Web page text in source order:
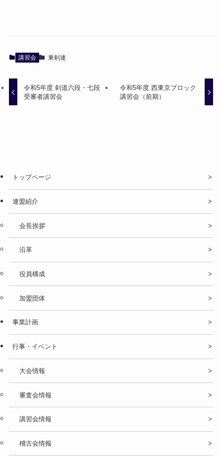
講習会 東剣連
令和5年度 剣道六段・七段
受審者講習会
令和5年度 西東京ブロック
講習会（前期）
トップページ
連盟紹介
会長挨拶
沿革
役員構成
加盟団体
事業計画
行事・イベント
大会情報
審査会情報
講習会情報
稽古会情報